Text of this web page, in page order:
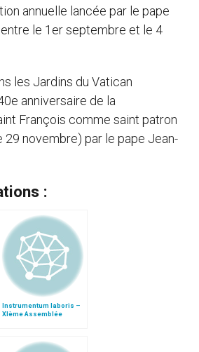
annuelle lancée par le pape
le 1er septembre et le 4
les Jardins du Vatican
anniversaire de la
François comme saint patron
novembre) par le pape Jean-
:
Instrumentum laboris –
XIème Assemblée